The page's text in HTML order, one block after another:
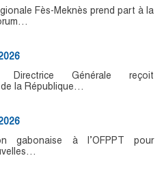
Fès-Meknès prend part à la
Directrice Générale reçoit
de la République…
gabonaise à l’OFPPT pour